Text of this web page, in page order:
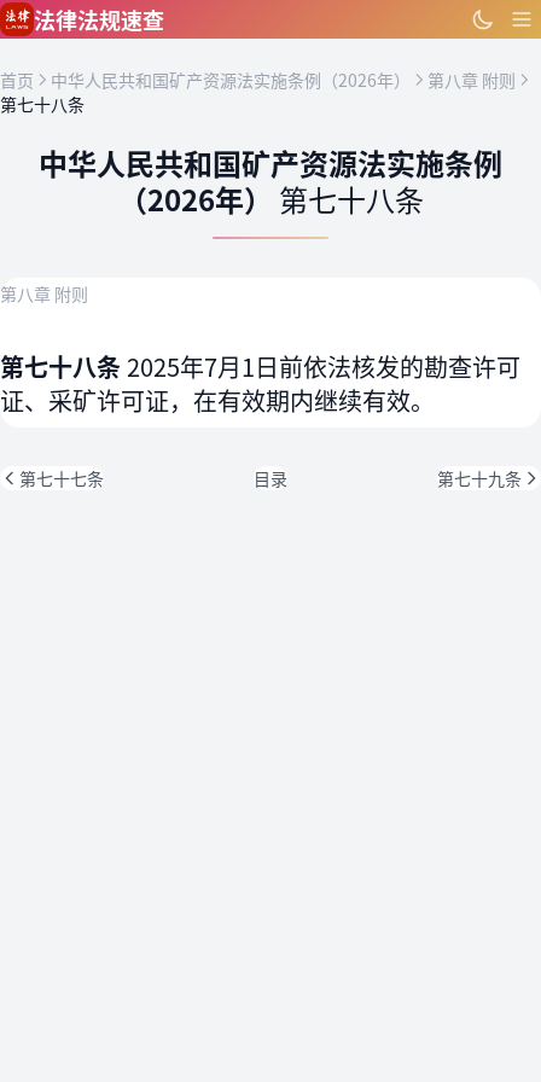
跳到主要内容
法律法规速查
首页 中华人民共和国矿产资源法实施条例（2026年）
第八章 附则
第七十八条
中华人民共和国矿产资源法实施条例
（2026年） 第七十八条
第八章 附则
第七十八条2025年7月1日前依法核发的勘查许可
证、采矿许可证，在有效期内继续有效。
第七十七条 目录 第七十九条